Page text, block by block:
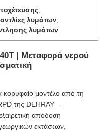
αντλίες λυμάτων
λυμάτων
| Μεταφορά νερού
κορυφαίο μοντέλο από τη
της DEHRAY—
απόδοση
εκτάσεων,